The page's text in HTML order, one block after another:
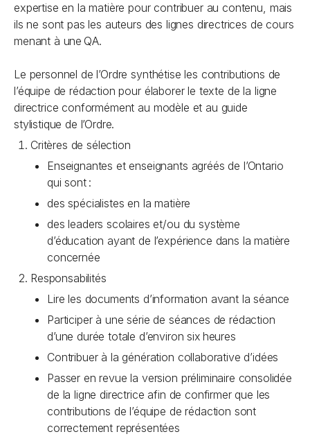
expertise en la matière pour contribuer au contenu, mais
ils ne sont pas les auteurs des lignes directrices de cours
menant à une QA.
Le personnel de l’Ordre synthétise les contributions de
l’équipe de rédaction pour élaborer le texte de la ligne
directrice conformément au modèle et au guide
stylistique de l’Ordre.
Critères de sélection
Enseignantes et enseignants agréés de l’Ontario
qui sont :
des spécialistes en la matière
des leaders scolaires et/ou du système
d’éducation ayant de l’expérience dans la matière
concernée
Responsabilités
Lire les documents d’information avant la séance
Participer à une série de séances de rédaction
d’une durée totale d’environ six heures
Contribuer à la génération collaborative d’idées
Passer en revue la version préliminaire consolidée
de la ligne directrice afin de confirmer que les
contributions de l’équipe de rédaction sont
correctement représentées